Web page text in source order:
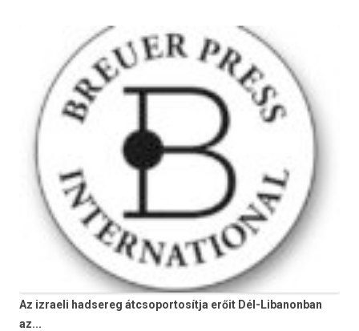
Az izraeli hadsereg átcsoportosítja erőit Dél-Libanonban
az...